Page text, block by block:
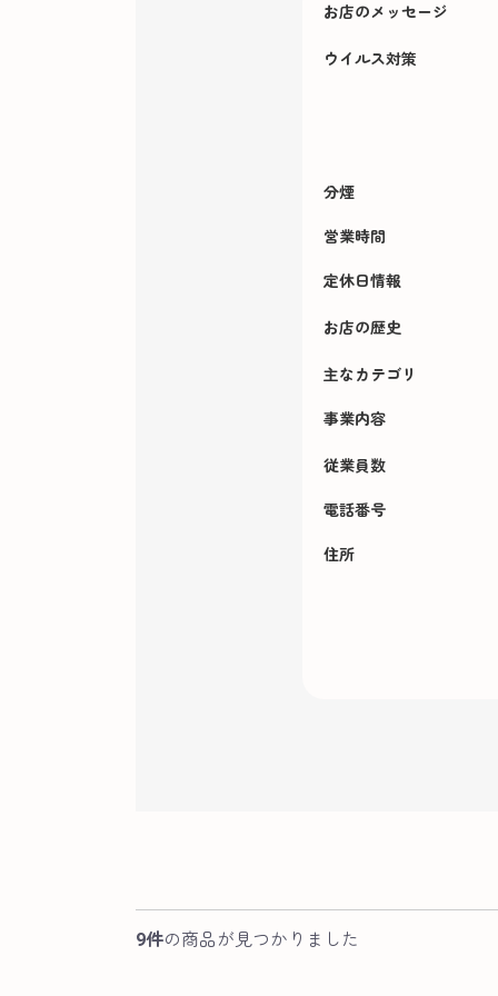
お店のメッセージ
ウイルス対策
分煙
営業時間
定休日情報
お店の歴史
主なカテゴリ
事業内容
従業員数
電話番号
住所
9件の商品が見つかりました